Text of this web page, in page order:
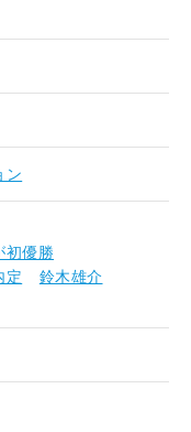
ン
初優勝
定
鈴木雄介